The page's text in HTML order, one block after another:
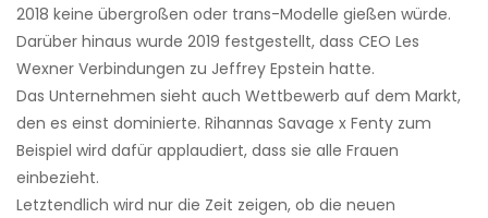
2018 keine übergroßen oder trans-Modelle gießen würde.
Darüber hinaus wurde 2019 festgestellt, dass CEO Les
Wexner Verbindungen zu Jeffrey Epstein hatte.
Das Unternehmen sieht auch Wettbewerb auf dem Markt,
den es einst dominierte. Rihannas Savage x Fenty zum
Beispiel wird dafür applaudiert, dass sie alle Frauen
einbezieht.
Letztendlich wird nur die Zeit zeigen, ob die neuen